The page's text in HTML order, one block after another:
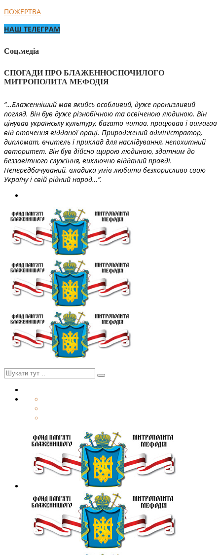
ПОЖЕРТВА
НАШ ТЕЛЕГРАМ
Соц.медіа
СПОГАДИ ПРО БЛАЖЕННОСПОЧИЛОГО
МИТРОПОЛИТА МЕФОДІЯ
“…Блаженніший мав якийсь особливий, дуже пронизливий
погляд. Він був дуже різнобічною та освіченою людиною. Він
цінував українську культуру, багато читав, працював і вимагав
від оточення відданої праці. Природжений адміністратор,
дипломат, вчитель і приклад для наслідування, непохитний
авторитет. Він був дійсно щирою людиною, здатним до
беззавітного служіння, виключно відданий правді.
Непередбачуваний, владика умів любити безкорисливо свою
Україну і свій рідний народ…”.